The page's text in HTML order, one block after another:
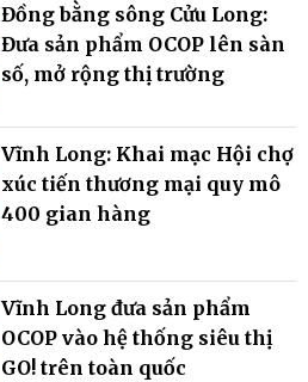
Đồng bằng sông Cửu Long:
Đưa sản phẩm OCOP lên sàn
số, mở rộng thị trường
Vĩnh Long: Khai mạc Hội chợ
xúc tiến thương mại quy mô
400 gian hàng
Vĩnh Long đưa sản phẩm
OCOP vào hệ thống siêu thị
GO! trên toàn quốc